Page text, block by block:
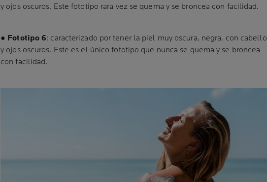
y ojos oscuros. Este fototipo rara vez se quema y se broncea con facilidad.
● Fototipo 6: caracterizado por tener la piel muy oscura, negra, con cabello
y ojos oscuros. Este es el único fototipo que nunca se quema y se broncea
con facilidad.